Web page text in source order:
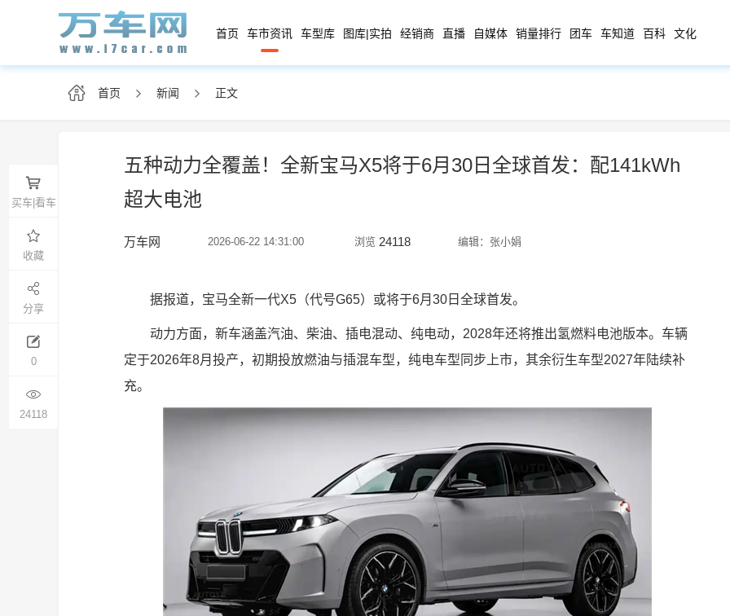
首页 车市资讯 车型库 图库|实拍 经销商 直播 自媒体 销量排行 团车 车知道 百科 文化
首页 新闻 正文
五种动力全覆盖！全新宝马X5将于6月30日全球首发：配141kWh
超大电池
万车网 2026-06-22 14:31:00 浏览 24118 编辑：张小娟
买车|看车
收藏
分享
0
24118
据报道，宝马全新一代X5（代号G65）或将于6月30日全球首发。
动力方面，新车涵盖汽油、柴油、插电混动、纯电动，2028年还将推出氢燃料电池版本。车辆
定于2026年8月投产，初期投放燃油与插混车型，纯电车型同步上市，其余衍生车型2027年陆续补
充。